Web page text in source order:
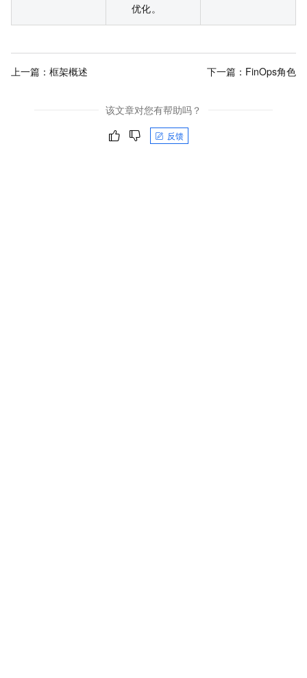
优化。
上一篇： 框架概述 下一篇： FinOps角色
该文章对您有帮助吗？
反馈